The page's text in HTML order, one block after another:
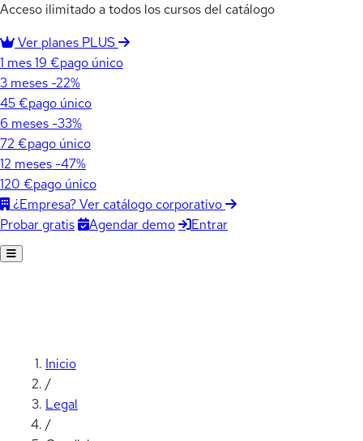
Acceso ilimitado a todos los cursos del catálogo
Ver planes PLUS
1 mes19 €pago único
3 meses -22%
45 €pago único
6 meses -33%
72 €pago único
12 meses -47%
120 €pago único
¿Empresa? Ver catálogo corporativo
Probar gratis
Agendar demo Entrar
Inicio
/
Legal
/